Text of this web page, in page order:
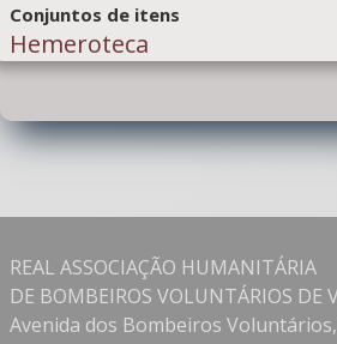
Conjuntos de itens
Hemeroteca
REAL ASSOCIAÇÃO HUMANITÁRIA
DE BOMBEIROS VOLUNTÁRIOS DE
Avenida dos Bombeiros